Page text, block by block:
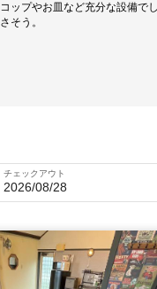
コップやお皿など充分な設備で
さそう。
チェックアウト
2026/08/28